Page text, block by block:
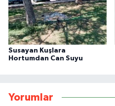
Susayan Kuşlara
Hortumdan Can Suyu
Yorumlar